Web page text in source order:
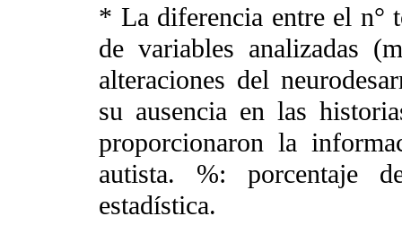
* La diferencia entre el n°
de variables analizadas
alteraciones del
su ausencia en las
proporcionaron la
autista. %: porcentaje
estadística.